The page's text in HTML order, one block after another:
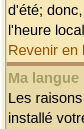
d'été;
l'heure
Revenir en
Ma
Les
installé